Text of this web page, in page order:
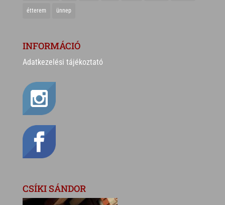
étterem ünnep
INFORMÁCIÓ
Adatkezelési tájékoztató
CSÍKI SÁNDOR